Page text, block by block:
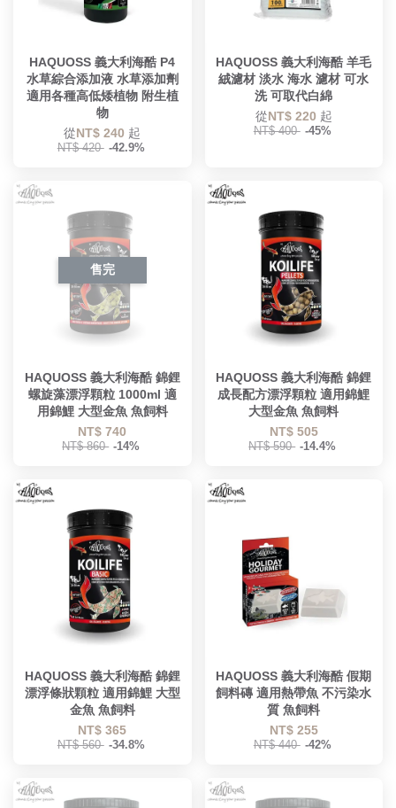
HAQUOSS 義大利海酷 P4
水草綜合添加液 水草添加劑
適用各種高低矮植物 附生植
物
從NT$ 240 起
NT$ 420 -42.9%
HAQUOSS 義大利海酷 羊毛
絨濾材 淡水 海水 濾材 可水
洗 可取代白綿
從NT$ 220 起
NT$ 400 -45%
售完
HAQUOSS 義大利海酷 錦鋰
螺旋藻漂浮顆粒 1000ml 適
用錦鯉 大型金魚 魚飼料
NT$ 740
NT$ 860 -14%
HAQUOSS 義大利海酷 錦鋰
成長配方漂浮顆粒 適用錦鯉
大型金魚 魚飼料
NT$ 505
NT$ 590 -14.4%
HAQUOSS 義大利海酷 錦鋰
漂浮條狀顆粒 適用錦鯉 大型
金魚 魚飼料
NT$ 365
NT$ 560 -34.8%
HAQUOSS 義大利海酷 假期
飼料磚 適用熱帶魚 不污染水
質 魚飼料
NT$ 255
NT$ 440 -42%